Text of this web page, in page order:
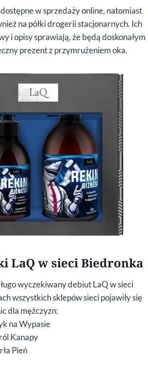
w sprzedaży online, natomiast
na półki drogerii stacjonarnych. Ich
i opisy sprawiają, że będą doskonałym
prezent z przymrużeniem oka.
LaQ w sieci Biedronka
wyczekiwany debiut LaQ w sieci
wszystkich sklepów sieci pojawiły się
dla mężczyzn:
na Wypasie
Kanapy
Pień